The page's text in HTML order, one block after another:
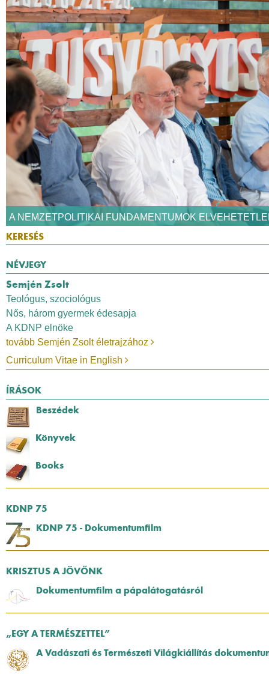
A NEMZETPOLITIKAI FUNDAMENTUMOK
NÉVJEGY
Semjén Zsolt
Teológus, szociológus
Nős, három gyermek édesapja
A KDNP elnöke
tovább Semjén Zsolt életrajzához
Curriculum Vitae in English
ÍRÁSOK
Beszédek
Könyvek
Books
KDNP 75
KDNP 75 - Dokumentumfilm
KRISZTUS A JÖVŐNK
Dokumentumfilm a pápalátogatásról
„EGY A TERMÉSZETTEL”
A Vadászati és Természeti Világkiállítás